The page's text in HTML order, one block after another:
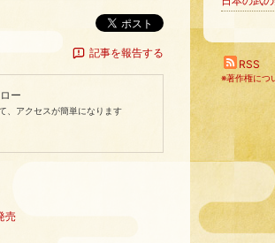
ポスト
記事を報告する
ー
、アクセスが簡単になります
売
RSS
※著作権につ